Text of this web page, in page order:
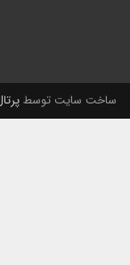
ساخت سایت توسطپرتال